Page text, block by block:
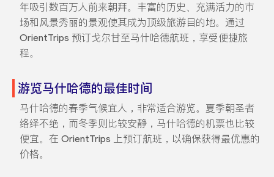
年吸引数百万人前来朝拜。丰富的历史、充满活力的市
场和风景秀丽的景观使其成为顶级旅游目的地。通过
OrientTrips 预订戈尔甘至马什哈德航班，享受便捷旅
程。
游览马什哈德的最佳时间
马什哈德的春季气候宜人，非常适合游览。夏季朝圣者
络绎不绝，而冬季则比较安静，马什哈德的机票也比较
便宜。在 OrientTrips 上预订航班，以确保获得最优惠的
价格。